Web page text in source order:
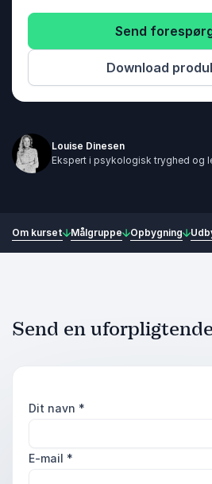
Send
Download
Louise Dinesen
Ekspert i psykologisk tryghed og
Om kurset Målgruppe Opbygning
Send en
Dit navn *
E-mail *